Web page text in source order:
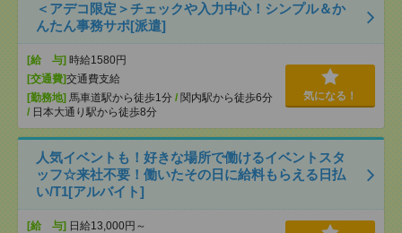
＜アデコ限定＞チェックや入力中心！シンプル＆か
んたん事務サポ[派遣]
[給 与] 時給1580円
[交通費]交通費支給
[勤務地] 馬車道駅から徒歩1分 / 関内駅から徒歩6分
/ 日本大通り駅から徒歩8分
気になる！
人気イベントも！好きな場所で働けるイベントスタ
ッフ☆来社不要！働いたその日に給料もらえる日払
い/T1[アルバイト]
[給 与] 日給13,000円～